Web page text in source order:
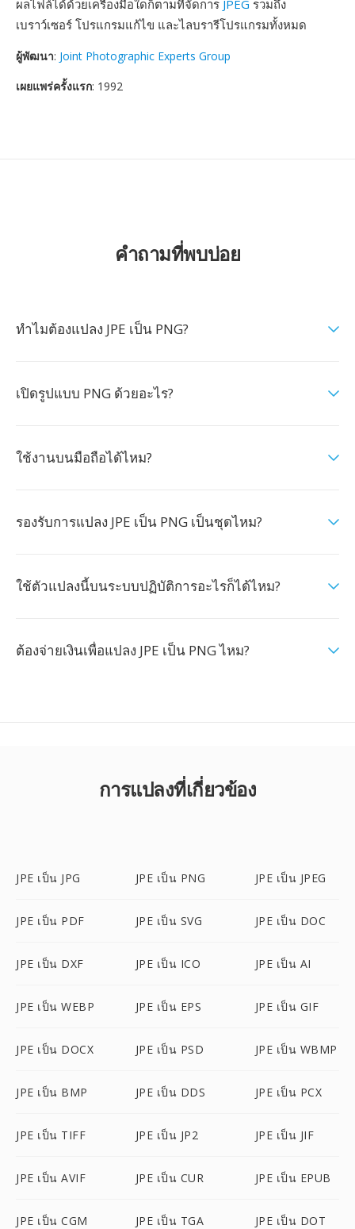
ผลไฟล์ได้ด้วยเครื่องมือใดก็ตามที่จัดการ JPEG รวมถึง
เบราว์เซอร์ โปรแกรมแก้ไข และไลบรารีโปรแกรมทั้งหมด
ผู้พัฒนา: Joint Photographic Experts Group
เผยแพร่ครั้งแรก: 1992
คำถามที่พบบ่อย
ทำไมต้องแปลง JPE เป็น PNG?
เปิดรูปแบบ PNG ด้วยอะไร?
ใช้งานบนมือถือได้ไหม?
รองรับการแปลง JPE เป็น PNG เป็นชุดไหม?
ใช้ตัวแปลงนี้บนระบบปฏิบัติการอะไรก็ได้ไหม?
ต้องจ่ายเงินเพื่อแปลง JPE เป็น PNG ไหม?
การแปลงที่เกี่ยวข้อง
JPE เป็น JPG JPE เป็น PNG JPE เป็น JPEG
JPE เป็น PDF JPE เป็น SVG JPE เป็น DOC
JPE เป็น DXF JPE เป็น ICO JPE เป็น AI
JPE เป็น WEBP JPE เป็น EPS JPE เป็น GIF
JPE เป็น DOCX JPE เป็น PSD JPE เป็น WBMP
JPE เป็น BMP JPE เป็น DDS JPE เป็น PCX
JPE เป็น TIFF JPE เป็น JP2 JPE เป็น JIF
JPE เป็น AVIF JPE เป็น CUR JPE เป็น EPUB
JPE เป็น CGM JPE เป็น TGA JPE เป็น DOT